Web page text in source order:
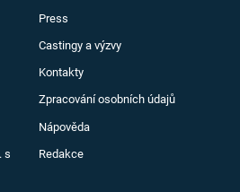
Press
Castingy a výzvy
Kontakty
Zpracování osobních údajů
Nápověda
s
Redakce